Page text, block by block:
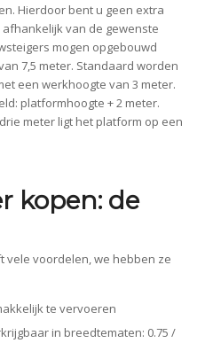
Hierdoor bent u geen extra
van de gewenste
mogen opgebouwd
7,5 meter. Standaard worden
een werkhoogte van 3 meter.
platformhoogte + 2 meter.
meter ligt het platform op een
kopen: de
vele voordelen, we hebben ze
te vervoeren
in breedtematen: 0.75 /